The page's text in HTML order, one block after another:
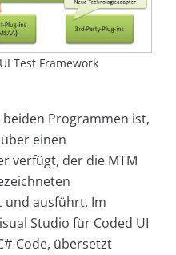
Test Framework
Programmen ist,
einen
verfügt, der die MTM
und ausführt. Im
Studio für Coded UI
Code, übersetzt